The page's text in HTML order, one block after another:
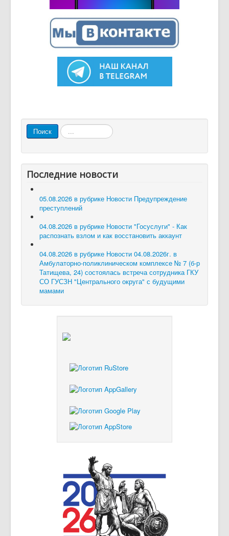
Поиск Искать...
Последние новости
05.08.2026 в рубрике Новости Предупреждение
преступлений
04.08.2026 в рубрике Новости "Госуслуги" - Как
распознать взлом и как восстановить аккаунт
04.08.2026 в рубрике Новости 04.08.2026г. в
Амбулаторно-поликлиническом комплексе № 7 (б-р
Татищева, 24) состоялась встреча сотрудника ГКУ
СО ГУСЗН "Центрального округа" с будущими
мамами